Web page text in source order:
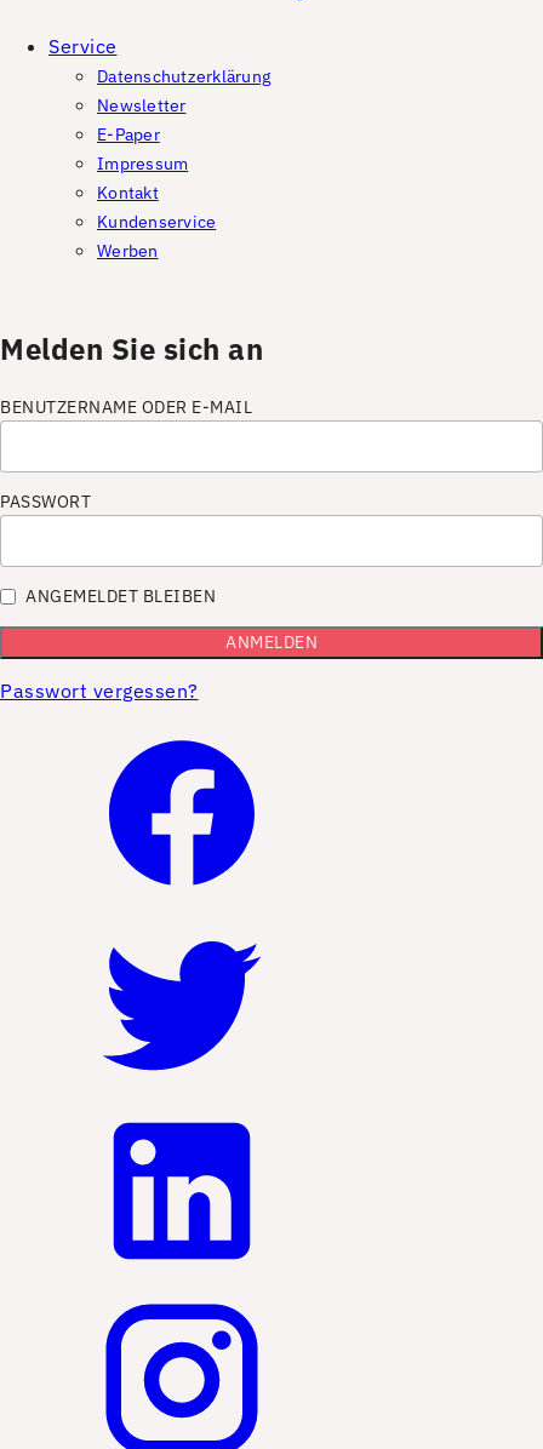
Service
Datenschutzerklärung
Newsletter
E-Paper
Impressum
Kontakt
Kundenservice
Werben
Melden Sie sich an
BENUTZERNAME ODER E-MAIL
PASSWORT
ANGEMELDET BLEIBEN
Passwort vergessen?